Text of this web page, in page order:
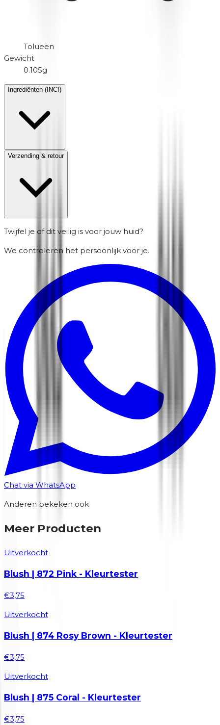
Tolueen
Gewicht
0.105g
Ingrediënten (INCI)
Verzending & retour
Twijfel je of dit veilig is voor jouw huid?
We controleren het persoonlijk voor je.
Chat via WhatsApp
Anderen bekeken ook
Meer Producten
Uitverkocht
Blush | 872 Pink - Kleurtester
€3,75
Uitverkocht
Blush | 874 Rosy Brown - Kleurtester
€3,75
Uitverkocht
Blush | 875 Coral - Kleurtester
€3,75